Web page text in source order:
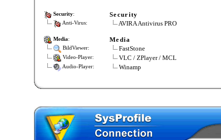
Security: Security
Anti-Virus: AVIRA Antivirus PRO
Media: Media
BildViewer: FastStone
Video-Player: VLC / ZPlayer / MCL
Audio-Player: Winamp